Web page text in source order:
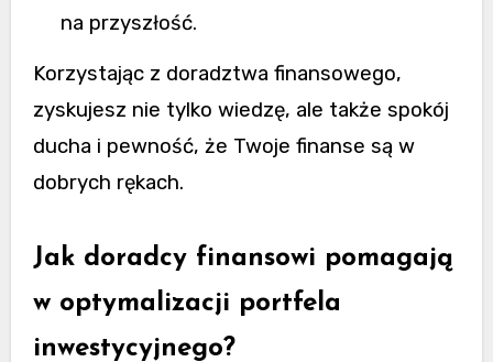
na przyszłość.
Korzystając z doradztwa finansowego,
zyskujesz nie tylko wiedzę, ale także spokój
ducha i pewność, że Twoje finanse są w
dobrych rękach.
Jak doradcy finansowi pomagają
w optymalizacji portfela
inwestycyjnego?